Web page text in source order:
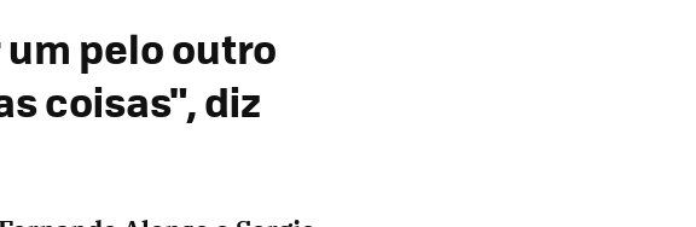
pelo outro
coisas", diz